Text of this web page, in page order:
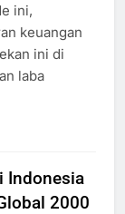
ini,
keuangan
ini di
laba
Indonesia
2000